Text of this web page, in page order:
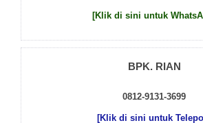
[Klik di sini untuk
BPK. RIAN
0812-9131-3699
[Klik di sini untuk